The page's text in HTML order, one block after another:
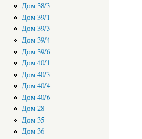
Дом 38/3
Дом 39/1
Дом 39/3
Дом 39/4
Дом 39/6
Дом 40/1
Дом 40/3
Дом 40/4
Дом 40/6
Дом 28
Дом 35
Дом 36